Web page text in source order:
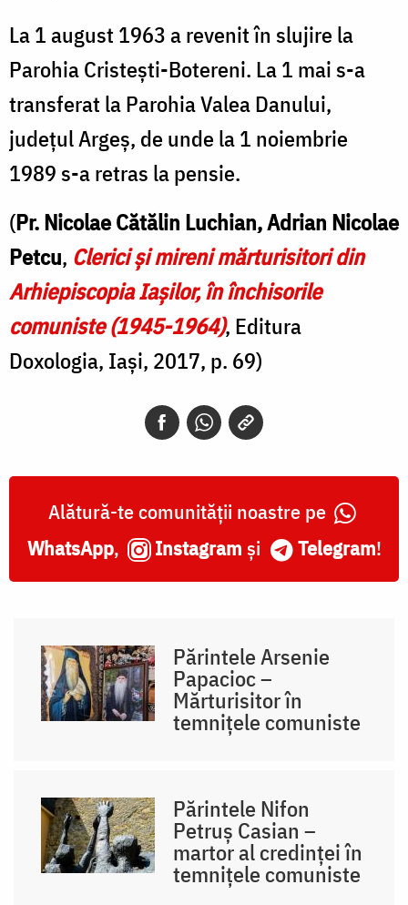
La 1 august 1963 a revenit în slujire la
Parohia Cristești-Botereni. La 1 mai s-a
transferat la Parohia Valea Danului,
județul Argeș, de unde la 1 noiembrie
1989 s-a retras la pensie.
(Pr. Nicolae Cătălin Luchian, Adrian Nicolae
Petcu, Clerici şi mireni mărturisitori din
Arhiepiscopia Iaşilor, în închisorile
comuniste (1945-1964), Editura
Doxologia, Iași, 2017, p. 69)
Alătură-te comunității noastre pe
WhatsApp, Instagram și Telegram!
Părintele Arsenie
Papacioc –
Mărturisitor în
temnițele comuniste
Părintele Nifon
Petruș Casian –
martor al credinței în
temnițele comuniste